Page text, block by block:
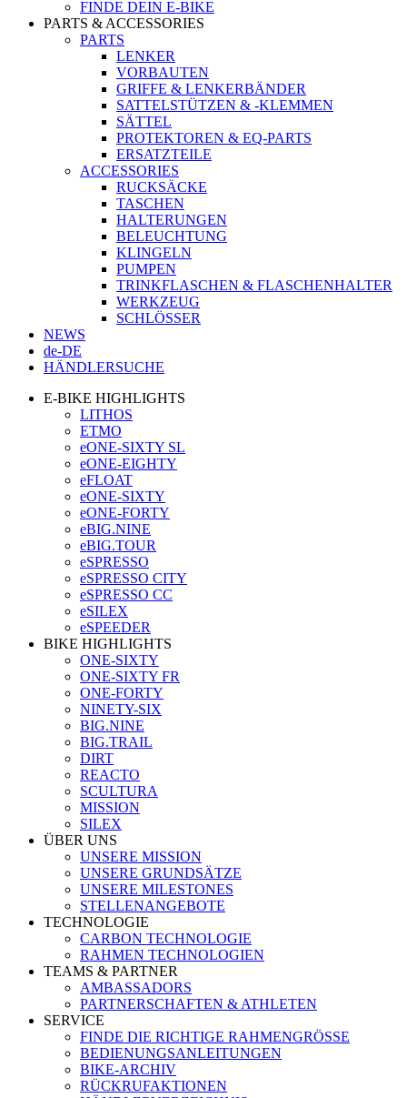
FINDE DEIN E-BIKE
PARTS & ACCESSORIES
PARTS
LENKER
VORBAUTEN
GRIFFE & LENKERBÄNDER
SATTELSTÜTZEN & -KLEMMEN
SÄTTEL
PROTEKTOREN & EQ-PARTS
ERSATZTEILE
ACCESSORIES
RUCKSÄCKE
TASCHEN
HALTERUNGEN
BELEUCHTUNG
KLINGELN
PUMPEN
TRINKFLASCHEN & FLASCHENHALTER
WERKZEUG
SCHLÖSSER
NEWS
de-DE
HÄNDLERSUCHE
E-BIKE HIGHLIGHTS
LITHOS
ETMO
eONE-SIXTY SL
eONE-EIGHTY
eFLOAT
eONE-SIXTY
eONE-FORTY
eBIG.NINE
eBIG.TOUR
eSPRESSO
eSPRESSO CITY
eSPRESSO CC
eSILEX
eSPEEDER
BIKE HIGHLIGHTS
ONE-SIXTY
ONE-SIXTY FR
ONE-FORTY
NINETY-SIX
BIG.NINE
BIG.TRAIL
DIRT
REACTO
SCULTURA
MISSION
SILEX
ÜBER UNS
UNSERE MISSION
UNSERE GRUNDSÄTZE
UNSERE MILESTONES
STELLENANGEBOTE
TECHNOLOGIE
CARBON TECHNOLOGIE
RAHMEN TECHNOLOGIEN
TEAMS & PARTNER
AMBASSADORS
PARTNERSCHAFTEN & ATHLETEN
SERVICE
FINDE DIE RICHTIGE RAHMENGRÖSSE
BEDIENUNGSANLEITUNGEN
BIKE-ARCHIV
RÜCKRUFAKTIONEN